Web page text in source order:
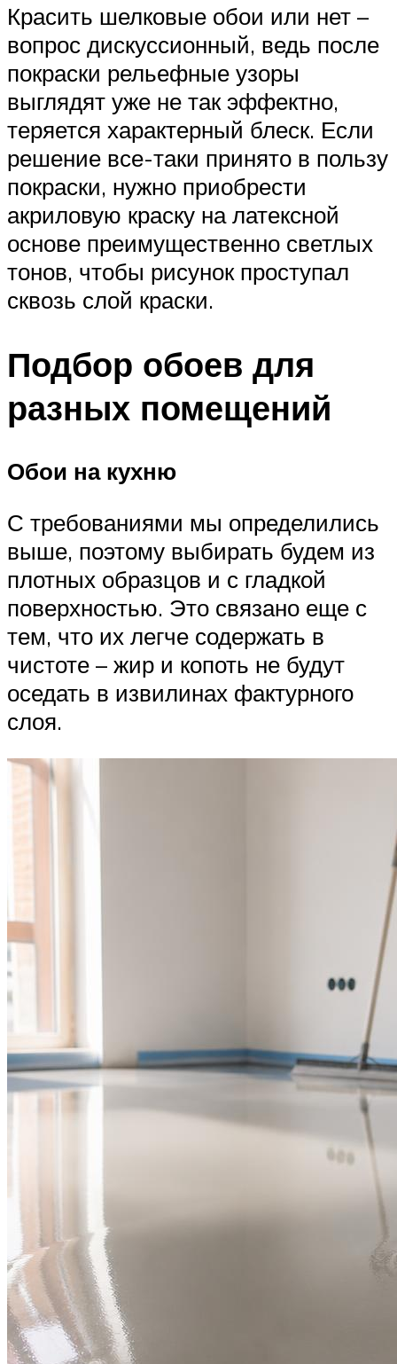
Красить шелковые обои или нет –
вопрос дискуссионный, ведь после
покраски рельефные узоры
выглядят уже не так эффектно,
теряется характерный блеск. Если
решение все-таки принято в пользу
покраски, нужно приобрести
акриловую краску на латексной
основе преимущественно светлых
тонов, чтобы рисунок проступал
сквозь слой краски.
Подбор обоев для
разных помещений
Обои на кухню
С требованиями мы определились
выше, поэтому выбирать будем из
плотных образцов и с гладкой
поверхностью. Это связано еще с
тем, что их легче содержать в
чистоте – жир и копоть не будут
оседать в извилинах фактурного
слоя.